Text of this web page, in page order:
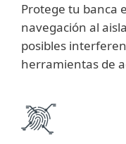
Protege tu banca
navegación al
posibles
herramientas de